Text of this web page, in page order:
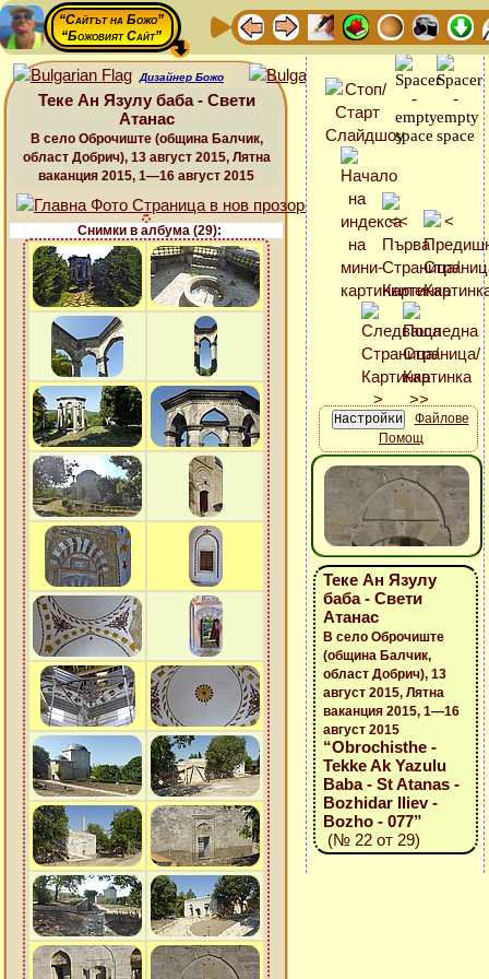
“Сайтът на Божо”
“Божовият Сайт”
Дизайнер Божо
Теке Ан Язулу баба - Свети
Атанас
В село Оброчиште (община Балчик,
област Добрич), 13 август 2015, Лятна
ваканция 2015, 1—16 август 2015
Снимки в албума (29):
Файлове
Помощ
Теке Ан Язулу
баба - Свети
Атанас
В село Оброчиште
(община Балчик,
област Добрич), 13
август 2015, Лятна
ваканция 2015, 1—16
август 2015
“Obrochisthe -
Tekke Ak Yazulu
Baba - St Atanas -
Bozhidar Iliev -
Bozho - 077”
(№ 22 от 29)